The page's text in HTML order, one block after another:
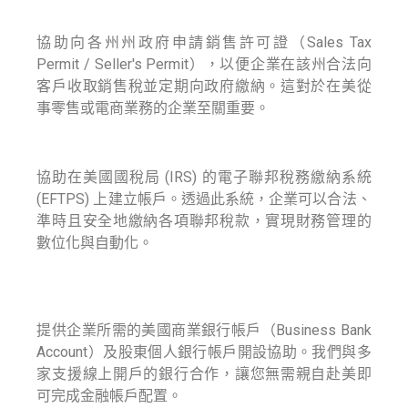
協助向各州州政府申請銷售許可證（Sales Tax
Permit / Seller's Permit），以便企業在該州合法向
客戶收取銷售稅並定期向政府繳納。這對於在美從
事零售或電商業務的企業至關重要。
協助在美國國稅局 (IRS) 的電子聯邦稅務繳納系統
(EFTPS) 上建立帳戶。透過此系統，企業可以合法、
準時且安全地繳納各項聯邦稅款，實現財務管理的
數位化與自動化。
提供企業所需的美國商業銀行帳戶（Business Bank
Account）及股東個人銀行帳戶開設協助。我們與多
家支援線上開戶的銀行合作，讓您無需親自赴美即
可完成金融帳戶配置。